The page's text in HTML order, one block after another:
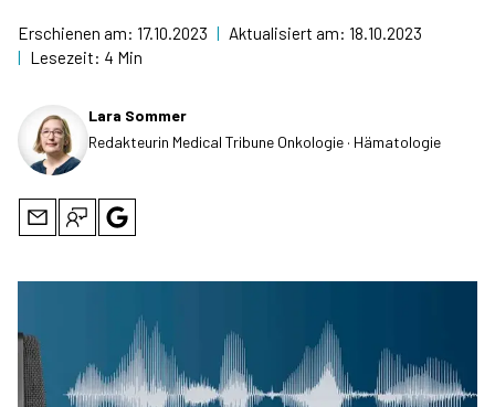
Erschienen am: 17.10.2023 | Aktualisiert am: 18.10.2023
| Lesezeit: 4 Min
Lara Sommer
Redakteurin Medical Tribune Onkologie · Hämatologie